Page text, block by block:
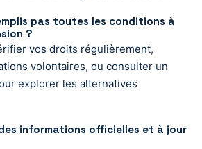
pas toutes les conditions à
?
vos droits régulièrement,
volontaires, ou consulter un
explorer les alternatives
informations officielles et à jour